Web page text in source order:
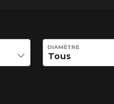
DIAMÈTRE